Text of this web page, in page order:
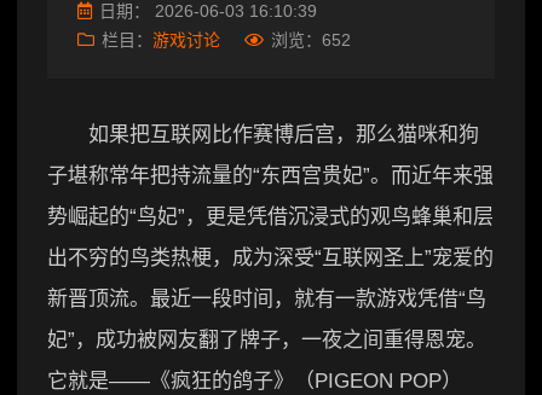
日期： 2026-06-03 16:10:39
栏目： 游戏讨论 浏览： 652
如果把互联网比作赛博后宫，那么猫咪和狗
子堪称常年把持流量的“东西宫贵妃”。而近年来强
势崛起的“鸟妃”，更是凭借沉浸式的观鸟蜂巢和层
出不穷的鸟类热梗，成为深受“互联网圣上”宠爱的
新晋顶流。最近一段时间，就有一款游戏凭借“鸟
妃”，成功被网友翻了牌子，一夜之间重得恩宠。
它就是——《疯狂的鸽子》（PIGEON POP）